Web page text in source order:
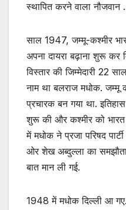
स्थापित करने वाला नौजवान .
साल 1947, जम्मू-कश्मीर
अपना दायरा बढ़ाना शुरू कर
विस्तार की जिम्मेदारी 22
नाम था बलराज मधोक. जम्मू
प्रचारक बन गया था.
शुरू की और कश्मीर को
में मधोक ने प्रजा परिषद
ओर शेख अब्दुल्ला का
बात मान ली गई.
1948 में मधोक दिल्ली आ गए.